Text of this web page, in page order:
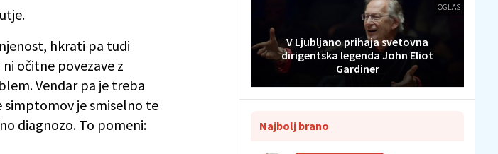
hkrati pa tudi
očitne povezave z
Vendar pa je treba
simptomov je smiselno te
diagnozo. To pomeni:
OGLAS
V Ljubljano prihaja svetovna
dirigentska legenda John Eliot
Gardiner
Najbolj brano